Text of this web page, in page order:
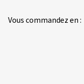
Vous commandez en :